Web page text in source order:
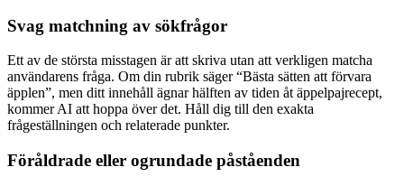
Svag matchning av sökfrågor
Ett av de största misstagen är att skriva utan att verkligen matcha
användarens fråga. Om din rubrik säger “Bästa sätten att förvara
äpplen”, men ditt innehåll ägnar hälften av tiden åt äppelpajrecept,
kommer AI att hoppa över det. Håll dig till den exakta
frågeställningen och relaterade punkter.
Föråldrade eller ogrundade påståenden